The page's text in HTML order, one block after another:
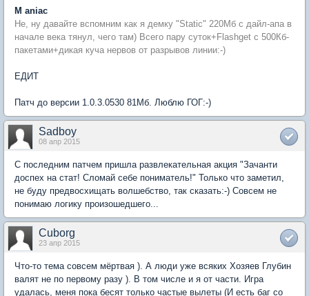
M aniac
Не, ну давайте вспомним как я демку "Static" 220Мб с дайл-апа в
начале века тянул, чего там) Всего пару суток+Flashget с 500Кб-
пакетами+дикая куча нервов от разрывов линии:-)
ЕДИТ
Патч до версии 1.0.3.0530 81Мб. Люблю ГОГ:-)
Sadboy
08 апр 2015
С последним патчем пришла развлекательная акция "Зачанти
доспех на стат! Сломай себе пониматель!" Только что заметил,
не буду предвосхищать волшебство, так сказать:-) Совсем не
понимаю логику произошедшего...
Cuborg
23 апр 2015
Что-то тема совсем мёртвая ). А люди уже всяких Хозяев Глубин
валят не по первому разу ). В том числе и я от части. Игра
удалась, меня пока бесят только частые вылеты (И есть баг со